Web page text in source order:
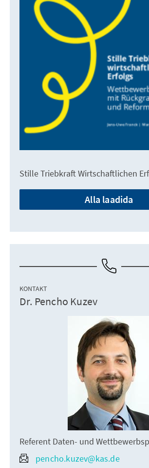
Stille Triebkraft Wirtschaftlichen
Alla laadida
KONTAKT
Dr. Pencho Kuzev
Referent Daten- und
pencho.kuzev@kas.de